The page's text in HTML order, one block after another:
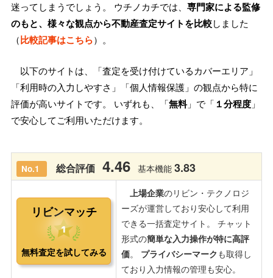
迷ってしまうでしょう。 ウチノカチでは、 専門家による監修
のもと、様々な観点から不動産査定サイトを比較しました
（比較記事はこちら）。
以下のサイトは、「査定を受け付けているカバーエリア」
「利用時の入力しやすさ」「個人情報保護」の観点から特に
評価が高いサイトです。 いずれも、「無料」で「 １分程度 」
で安心してご利用いただけます。